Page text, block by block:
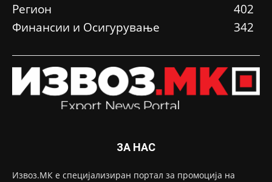
Регион
402
Финансии и Осигурување
342
ЗА НАС
Извоз.МК е специјализиран портал за промоција на